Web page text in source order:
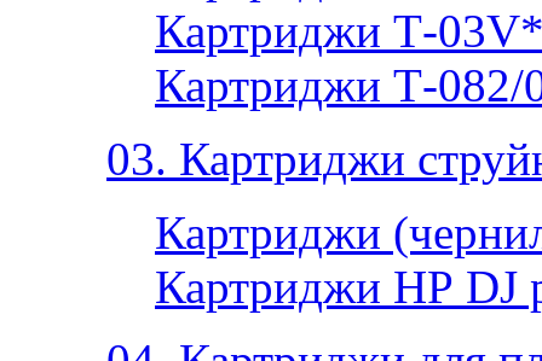
Картриджи Т-
Картриджи Т-
03. Картриджи
Картриджи
Картриджи НР DJ